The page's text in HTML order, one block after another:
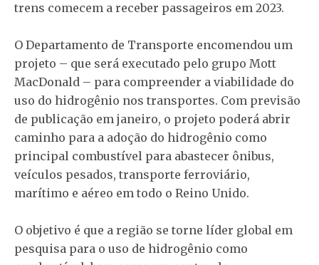
trens comecem a receber passageiros em 2023.
O Departamento de Transporte encomendou um
projeto – que será executado pelo grupo Mott
MacDonald – para compreender a viabilidade do
uso do hidrogênio nos transportes. Com previsão
de publicação em janeiro, o projeto poderá abrir
caminho para a adoção do hidrogênio como
principal combustível para abastecer ônibus,
veículos pesados, transporte ferroviário,
marítimo e aéreo em todo o Reino Unido.
O objetivo é que a região se torne líder global em
pesquisa para o uso de hidrogênio como